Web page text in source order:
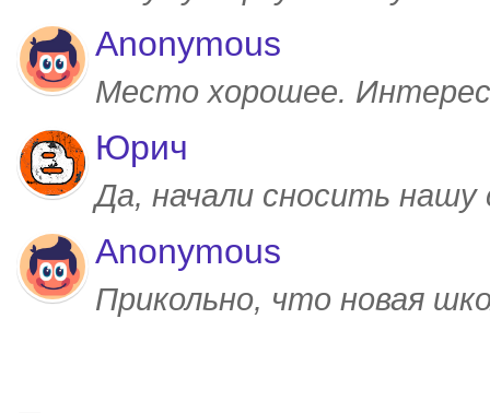
Anonymous
Место хорошее.
Юрич
Да, начали сносить
Anonymous
Прикольно, что новая